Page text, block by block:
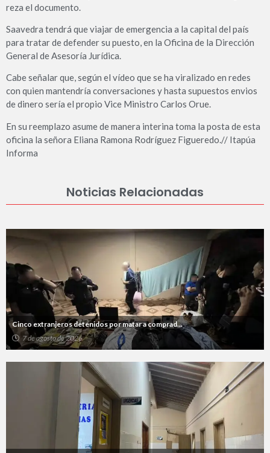
reza el documento.
Saavedra tendrá que viajar de emergencia a la capital del país
para tratar de defender su puesto, en la Oficina de la Dirección
General de Asesoría Jurídica.
Cabe señalar que, según el vídeo que se ha viralizado en redes
con quien mantendría conversaciones y hasta supuestos envios
de dinero sería el propio Vice Ministro Carlos Orue.
En su reemplazo asume de manera interina toma la posta de esta
oficina la señora Eliana Ramona Rodríguez Figueredo.// Itapúa
Informa
Noticias Relacionadas
Cinco extranjeros detenidos por matar a comprad...
7 de agosto de 2026